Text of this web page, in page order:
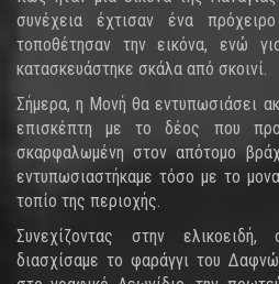
συνέχεια έχτισαν ένα
τοποθέτησαν την εικόνα, ενώ
κατασκευάστηκε σκάλα από σκοινί.
Σήμερα, η Μονή θα εντυπωσιάσει
επισκέπτη με το δέος που
σκαρφαλωμένη στον απότομο
εντυπωσιαστήκαμε τόσο με το
τοπίο της περιοχής.
Συνεχίζοντας στην
διασχίσαμε το φαράγγι του